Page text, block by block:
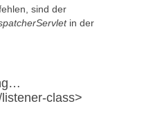
sind der
in der
class>